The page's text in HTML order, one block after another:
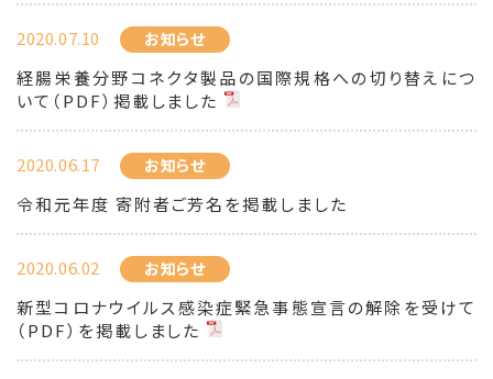
2020.07.10 お知らせ
経腸栄養分野コネクタ製品の国際規格への切り替えにつ
いて（PDF）掲載しました
2020.06.17 お知らせ
令和元年度 寄附者ご芳名を掲載しました
2020.06.02 お知らせ
新型コロナウイルス感染症緊急事態宣言の解除を受けて
（PDF）を掲載しました